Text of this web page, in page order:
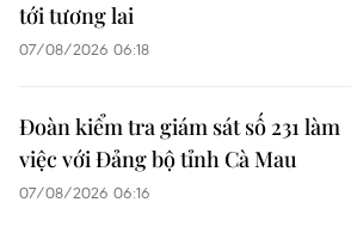
tới tương lai
07/08/2026 06:18
Đoàn kiểm tra giám sát số 231 làm
việc với Đảng bộ tỉnh Cà Mau
07/08/2026 06:16